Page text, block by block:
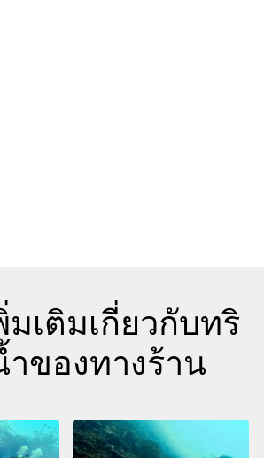
เติมเกี่ยวกับทริ
ของทางร้าน